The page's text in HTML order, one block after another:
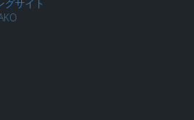
グサイト